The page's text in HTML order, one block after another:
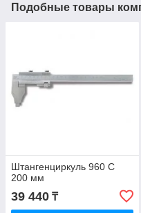
Подобные товары
Штангенциркуль 960 С
200 мм
39 440 ₸